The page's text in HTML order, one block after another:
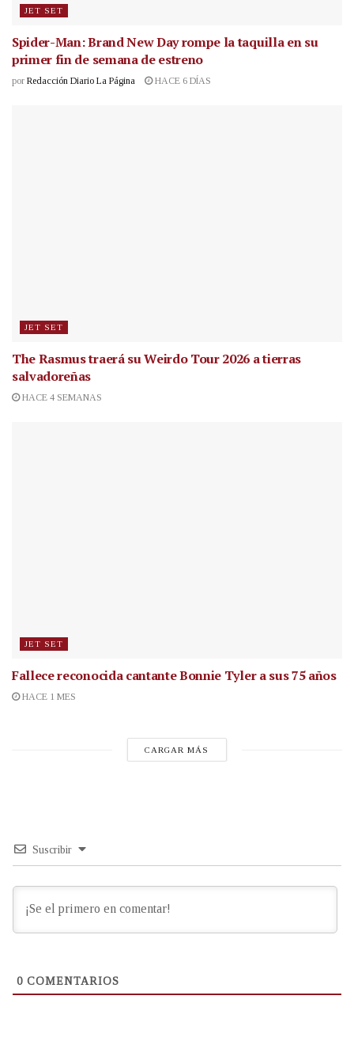
JET SET
Spider-Man: Brand New Day rompe la taquilla en su
primer fin de semana de estreno
por Redacción Diario La Página HACE 6 DÍAS
JET SET
The Rasmus traerá su Weirdo Tour 2026 a tierras
salvadoreñas
HACE 4 SEMANAS
JET SET
Fallece reconocida cantanteBonnie Tyler a sus 75 años
HACE 1 MES
CARGAR MÁS
Suscribir
0 COMENTARIOS